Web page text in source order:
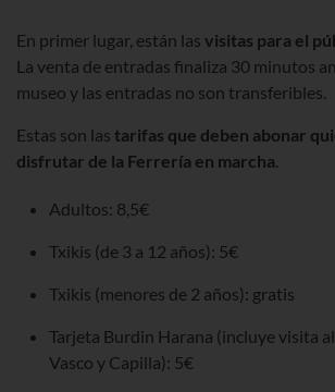
En primer lugar, están las visitas para el
La venta de entradas finaliza 30 minutos
museo y las entradas no son transferibles.
Estas son las tarifas que deben abonar
disfrutar de la Ferrería en marcha.
Adultos: 8,5€
Txikis (de 3 a 12 años): 5€
Txikis (menores de 2 años): gratis
Tarjeta Burdin Harana (incluye visita
Vasco y Capilla): 5€